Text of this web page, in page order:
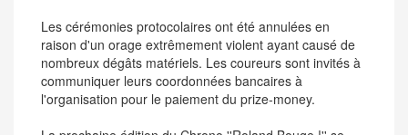
Les cérémonies protocolaires ont été annulées en
raison d'un orage extrêmement violent ayant causé de
nombreux dégâts matériels. Les coureurs sont invités à
communiquer leurs coordonnées bancaires à
l'organisation pour le paiement du prize-money.